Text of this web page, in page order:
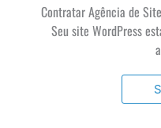
Contratar Agência de
Seu site WordPress